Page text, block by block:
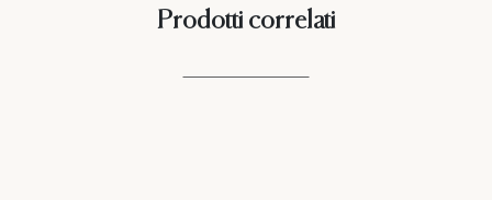
Prodotti correlati